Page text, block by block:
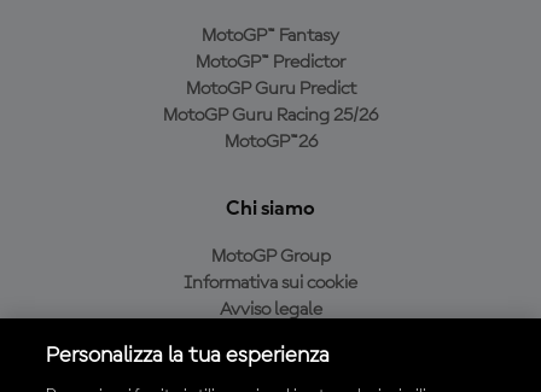
MotoGP™ Fantasy
MotoGP™ Predictor
MotoGP Guru Predict
MotoGP Guru Racing 25/26
MotoGP™26
Chi siamo
MotoGP Group
Informativa sui cookie
Avviso legale
Condizioni di acquisto
Personalizza la tua esperienza